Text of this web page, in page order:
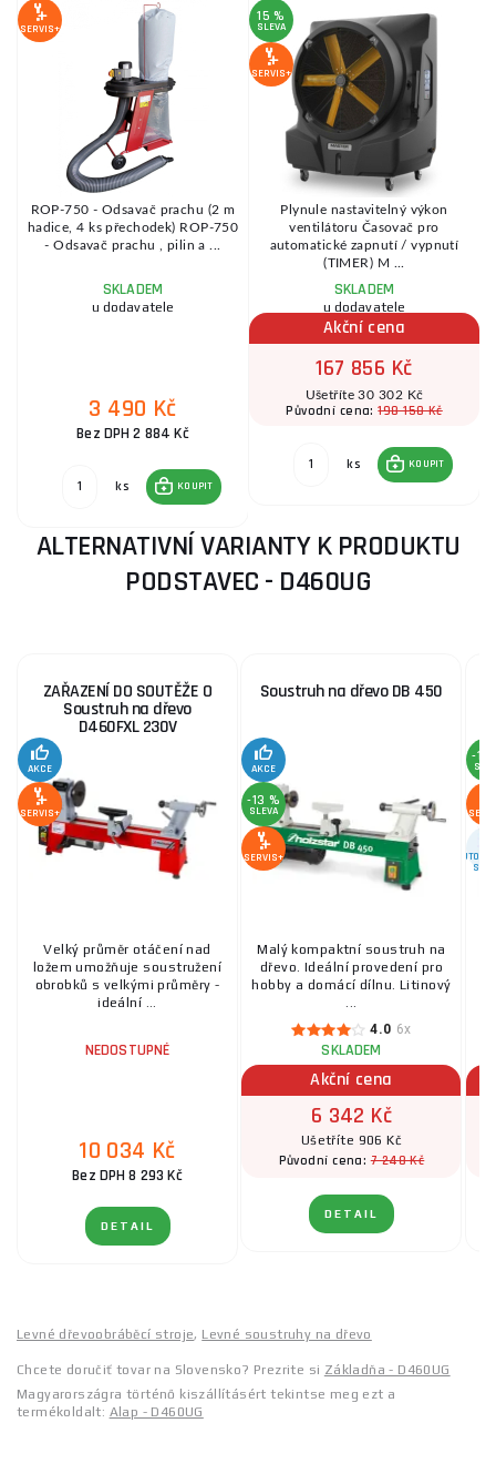
SERVIS+
ROP-750 - Odsavač prachu (2 m
hadice, 4 ks přechodek) ROP-750
- Odsavač prachu , pilin a ...
SKLADEM
u dodavatele
3 490 Kč
Bez DPH 2 884 Kč
ks KOUPIT
15 %
SLEVA
SERVIS+
Plynule nastavitelný výkon
ventilátoru Časovač pro
automatické zapnutí / vypnutí
(TIMER) M ...
SKLADEM
u dodavatele
Akční cena
167 856 Kč
Ušetříte 30 302 Kč
Původní cena:198 158 Kč
ks KOUPIT
ALTERNATIVNÍ VARIANTY K PRODUKTU
PODSTAVEC - D460UG
ZAŘAZENÍ DO SOUTĚŽE O
Soustruh na dřevo
D460FXL 230V
AKCE
SERVIS+
Velký průměr otáčení nad
ložem umožňuje soustružení
obrobků s velkými průměry -
ideální ...
NEDOSTUPNÉ
10 034 Kč
Bez DPH 8 293 Kč
DETAIL
Soustruh na dřevo DB 450
AKCE
-13 %
SLEVA
SERVIS+
Malý kompaktní soustruh na
dřevo. Ideální provedení pro
hobby a domácí dílnu. Litinový
...
4.0 6x
SKLADEM
Akční cena
6 342 Kč
Ušetříte 906 Kč
Původní cena:7 248 Kč
DETAIL
-12
Levné dřevoobráběcí stroje, Levné soustruhy na dřevo
Chcete doručiť tovar na Slovensko? Prezrite si Základňa - D460UG
Magyarországra történő kiszállításért tekintse meg ezt a
termékoldalt: Alap - D460UG